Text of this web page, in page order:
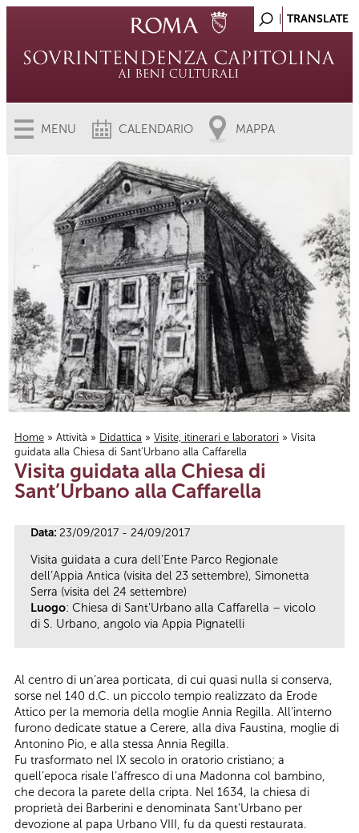
MENU CALENDARIO MAPPA
Tu sei qui
Home » Attività » Didattica » Visite, itinerari e laboratori » Visita
guidata alla Chiesa di Sant’Urbano alla Caffarella
Visita guidata alla Chiesa di
Sant’Urbano alla Caffarella
Data: 23/09/2017 - 24/09/2017
Visita guidata a cura dell’Ente Parco Regionale
dell’Appia Antica (visita del 23 settembre), Simonetta
Serra (visita del 24 settembre)
Luogo: Chiesa di Sant’Urbano alla Caffarella – vicolo
di S. Urbano, angolo via Appia Pignatelli
Al centro di un’area porticata, di cui quasi nulla si conserva,
sorse nel 140 d.C. un piccolo tempio realizzato da Erode
Attico per la memoria della moglie Annia Regilla. All’interno
furono dedicate statue a Cerere, alla diva Faustina, moglie di
Antonino Pio, e alla stessa Annia Regilla.
Fu trasformato nel IX secolo in oratorio cristiano; a
quell’epoca risale l’affresco di una Madonna col bambino,
che decora la parete della cripta. Nel 1634, la chiesa di
proprietà dei Barberini e denominata Sant’Urbano per
devozione al papa Urbano VIII, fu da questi restaurata.